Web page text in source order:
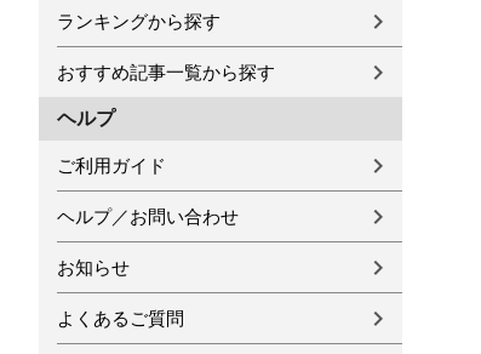
ランキングから探す
おすすめ記事一覧から探す
ヘルプ
ご利用ガイド
ヘルプ／お問い合わせ
お知らせ
よくあるご質問